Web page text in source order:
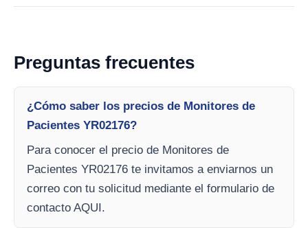
Preguntas frecuentes
¿Cómo saber los precios de Monitores de
Pacientes YR02176?
Para conocer el precio de Monitores de
Pacientes YR02176 te invitamos a enviarnos un
correo con tu solicitud mediante el formulario de
contacto AQUI.